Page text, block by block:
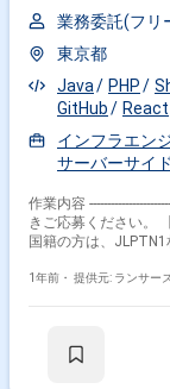
ミングあり ・開発環境 ▼使用言語 ・Go言語 ▼使用ツール ・
kubernetes ・
(PostgreSQL) ・
ョンツール ・Gitlab ・
ア・職場の魅力】 ク
開発中のデータ基盤
す。クライアントと
ュニケーションが取
でき、ご自身の技術や
・フルリモート ・就
レックス ・参画期
業務委託(フリ
東京都
Java
PHP
GitHub
React
インフラエン
サーバーサイ
作業内容
きご応募ください。 【必須要件】 ・20代後半～40代の方、活躍中！ ・外
国籍の方は、
容】 モバイル向け
1年前・ 提供元: ランサー